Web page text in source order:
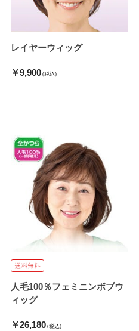
レイヤーウィッグ
￥9,900 (税込)
人毛100％フェミニンボブウ
ィッグ
￥26,180 (税込)